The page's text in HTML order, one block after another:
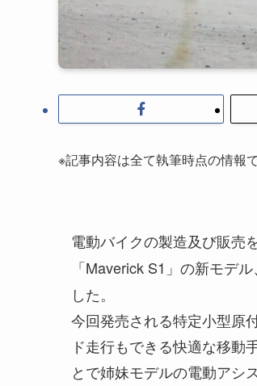
※記事内容は全て執筆時点の情報で
電動バイクの製造及び販売
「Maverick S1」の新モデル、
した。
今回発売される特定小型原
ド走行もできる快適な移動
とで姉妹モデルの電動アシ